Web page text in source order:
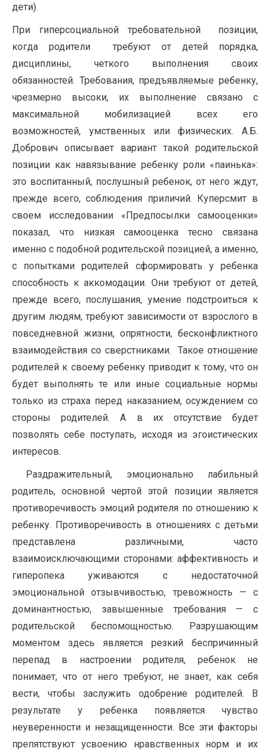
дети).
При гиперсоциальной требовательной позиции,
когда родители требуют от детей порядка,
дисциплины, четкого выполнения своих
обязанностей. Требования, предъявляемые ребенку,
чрезмерно высоки, их выполнение связано с
максимальной мобилизацией всех его
возможностей, умственных или физических. А.Б.
Добрович описывает вариант такой родительской
позиции как навязывание ребенку роли «паинька»:
это воспитанный, послушный ребенок, от него ждут,
прежде всего, соблюдения приличий. Куперсмит в
своем исследовании «Предпосылки самооценки»
показал, что низкая самооценка тесно связана
именно с подобной родительской позицией, а именно,
с попытками родителей сформировать у ребенка
способность к аккомодации. Они требуют от детей,
прежде всего, послушания, умение подстроиться к
другим людям, требуют зависимости от взрослого в
повседневной жизни, опрятности, бесконфликтного
взаимодействия со сверстниками. Такое отношение
родителей к своему ребенку приводит к тому, что он
будет выполнять те или иные социальные нормы
только из страха перед наказанием, осуждением со
стороны родителей. А в их отсутствие будет
позволять себе поступать, исходя из эгоистических
интересов.
Раздражительный, эмоционально лабильный
родитель, основной чертой этой позиции является
противоречивость эмоций родителя по отношению к
ребенку. Противоречивость в отношениях с детьми
представлена различными, часто
взаимоисключающими сторонами: аффективность и
гиперопека уживаются с недостаточной
эмоциональной отзывчивостью, тревожность — с
доминантностью, завышенные требования — с
родительской беспомощностью. Разрушающим
моментом здесь является резкий беспричинный
перепад в настроении родителя, ребенок не
понимает, что от него требуют, не знает, как себя
вести, чтобы заслужить одобрение родителей. В
результате у ребенка появляется чувство
неуверенности и незащищенности. Все эти факторы
препятствуют усвоению нравственных норм и их